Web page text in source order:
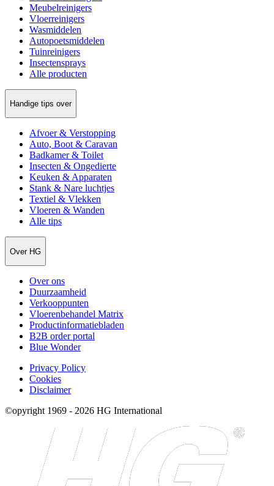
Meubelreinigers
Vloerreinigers
Wasmiddelen
Autopoetsmiddelen
Tuinreinigers
Insectensprays
Alle producten
Handige tips over
Afvoer & Verstopping
Auto, Boot & Caravan
Badkamer & Toilet
Insecten & Ongedierte
Keuken & Apparaten
Stank & Nare luchtjes
Textiel & Vlekken
Vloeren & Wanden
Alle tips
Over HG
Over ons
Duurzaamheid
Verkooppunten
Vloerenbehandel Matrix
Productinformatiebladen
B2B order portal
Blue Wonder
Privacy Policy
Cookies
Disclaimer
©opyright 1969 - 2026 HG International